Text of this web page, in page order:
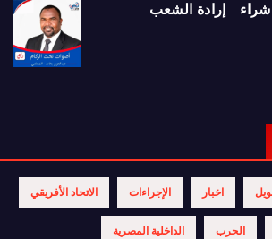
إرادة الشعب
اخبار الإجراءات الاتحاد الأفريقي
الحرب الداخلية المصرية